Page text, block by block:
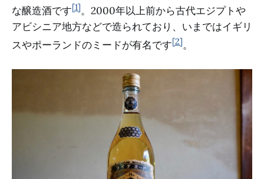
な醸造酒です[1]。2000年以上前から古代エジプトや
アビシニア地方などで造られており、いまではイギリ
スやポーランドのミードが有名です[2]。